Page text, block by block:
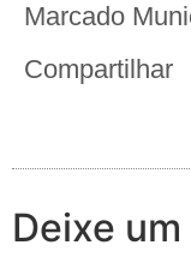
Marcado
Compartilhar
Deixe